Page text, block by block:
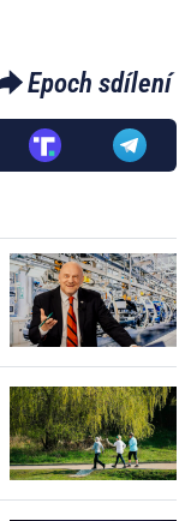
Epoch sdílení